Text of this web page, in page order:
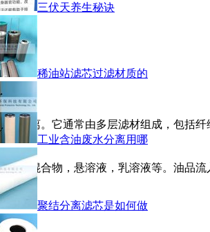
三伏天养生秘诀
稀油站滤芯过滤材质的
工业含油废水分离用哪
聚结分离滤芯是如何做
分离。它通常由多层滤材组成，包括
水混合物，悬溶液，乳溶液等。油品